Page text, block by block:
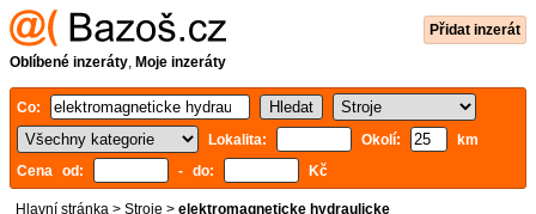
Přidat inzerát
Oblíbené inzeráty, Moje inzeráty
Co:
Lokalita:
Okolí:
km
Cena od:
- do: Kč
Hlavní stránka > Stroje > elektromagneticke hydraulicke